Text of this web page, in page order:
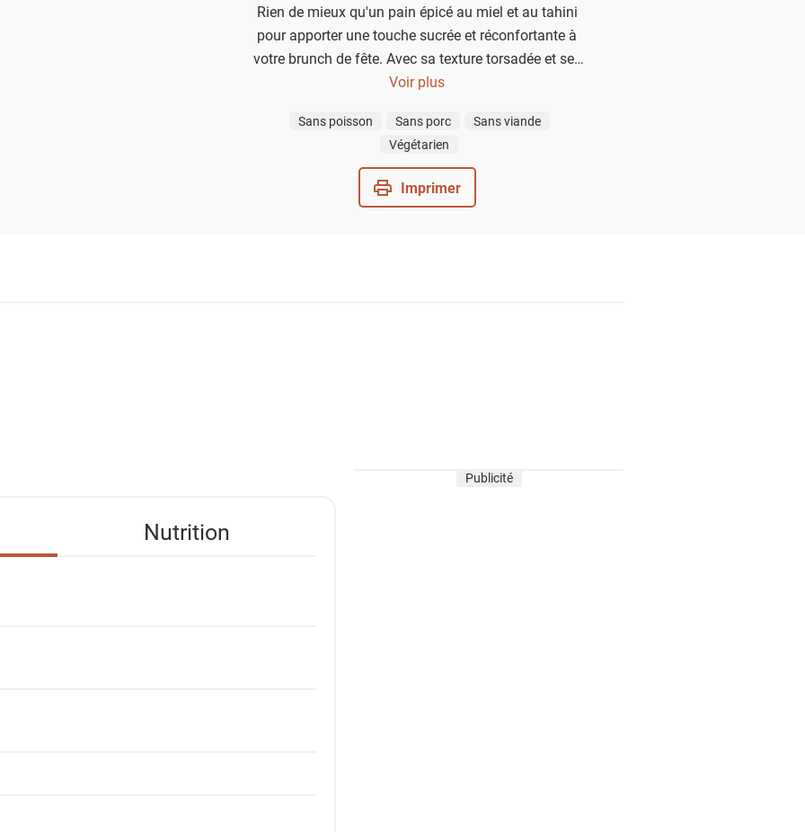
Rien de mieux qu'un pain épicé au miel et au tahini
pour apporter une touche sucrée et réconfortante à
votre brunch de fête. Avec sa texture torsadée et ses
saveurs envoûtantes de cannelle et cardamome, ce
un délice irrésistible. Ajoutez un généreux glaçage au
sucre et une pincée de graines de sésame, et vous
obtiendrez un véritable chef-d'œuvre à partager... ou à
savourer seul !
Voir plus
Sans poisson Sans porc
Sans viande
Végétarien
Imprimer
Nutrition
Publicité